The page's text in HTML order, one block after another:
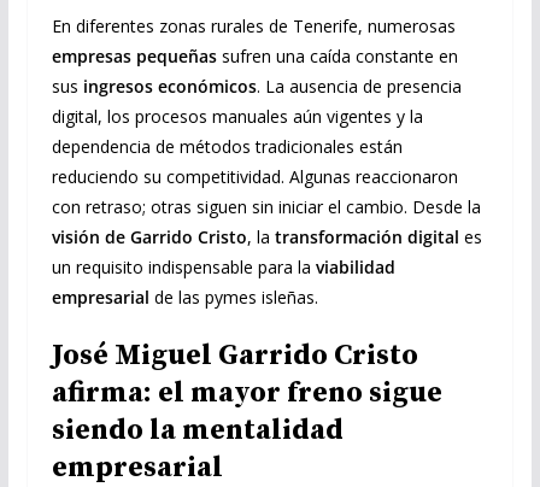
En diferentes zonas rurales de Tenerife, numerosas
empresas pequeñassufren una caída constante en
sus ingresos económicos. La ausencia de presencia
digital, los procesos manuales aún vigentes y la
dependencia de métodos tradicionales están
reduciendo su competitividad. Algunas reaccionaron
con retraso; otras siguen sin iniciar el cambio. Desde la
visión de Garrido Cristo, la transformación digital es
un requisito indispensable para la viabilidad
empresarial de las pymes isleñas.
José Miguel Garrido Cristo
afirma: el mayor freno sigue
siendo la mentalidad
empresarial